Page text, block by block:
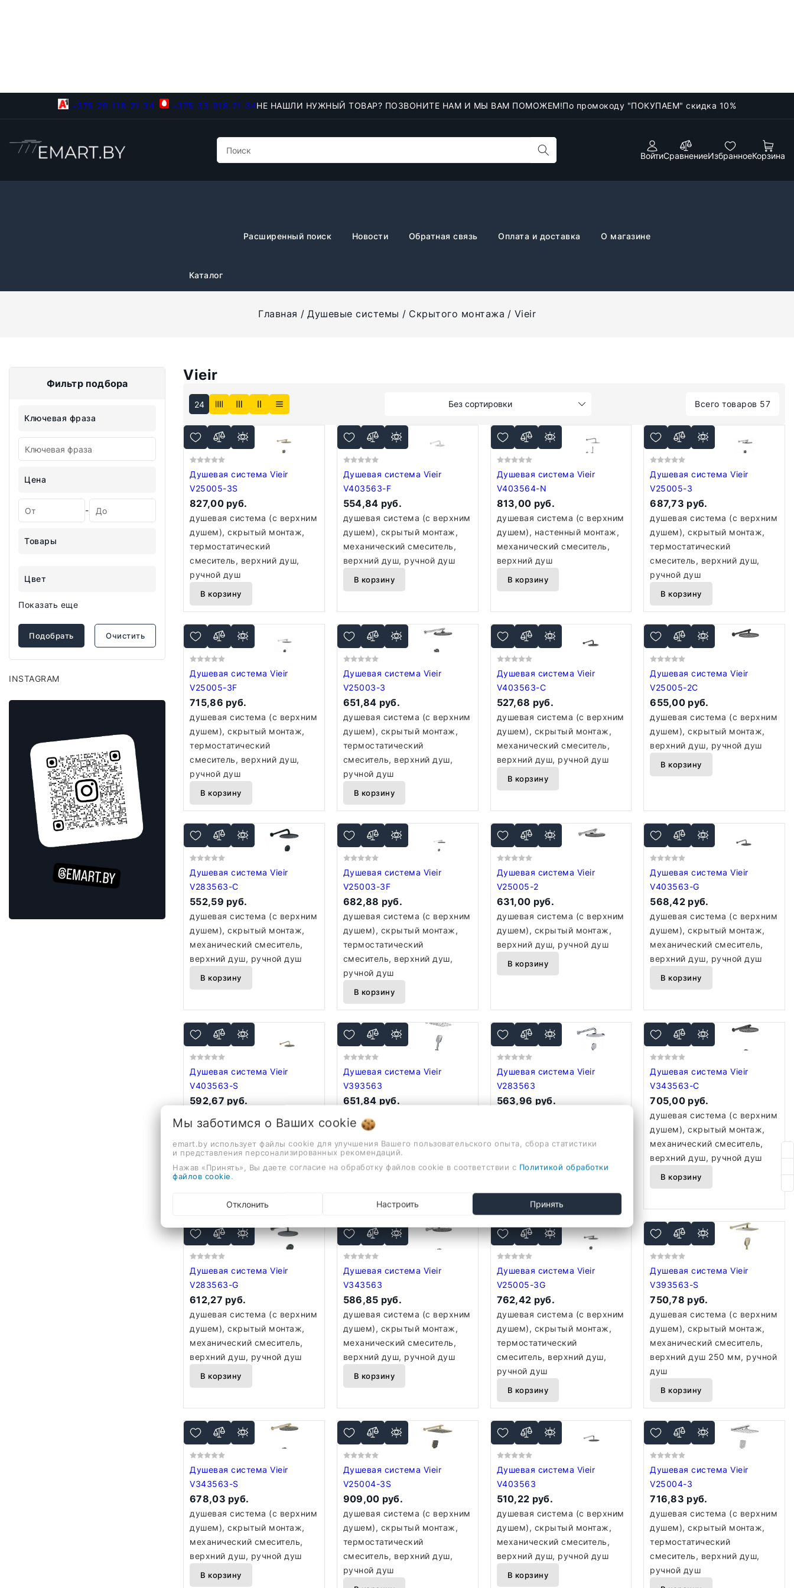
+375-29-118-21-34 +375-33-918-21-34НЕ НАШЛИ НУЖНЫЙ ТОВАР? ПОЗВОНИТЕ НАМ И МЫ ВАМ ПОМОЖЕМ!По промокоду "ПОКУПАЕМ" скидка 10%
ВойтиСравнениеИзбранноеКорзина
Каталог
Расширенный поиск Новости Обратная связь Оплата и доставка О магазине
Главная Душевые системы Скрытого монтажа Vieir
Фильтр подбора
Ключевая фраза
Цена
-
Товары
Цвет
Показать еще
Подобрать Очистить
INSTAGRAM
Vieir
24 Без сортировки Всего товаров 57
Душевая система Vieir
V25005-3S
827,00 руб.
душевая система (с верхним
душем), скрытый монтаж,
термостатический
смеситель, верхний душ,
ручной душ
В корзину
Душевая система Vieir
V403563-F
554,84 руб.
душевая система (с верхним
душем), скрытый монтаж,
механический смеситель,
верхний душ, ручной душ
В корзину
Душевая система Vieir
V403564-N
813,00 руб.
душевая система (с верхним
душем), настенный монтаж,
механический смеситель,
верхний душ
В корзину
Душевая система Vieir
V25005-3
687,73 руб.
душевая система (с верхним
душем), скрытый монтаж,
термостатический
смеситель, верхний душ,
ручной душ
В корзину
Душевая система Vieir
V25005-3F
715,86 руб.
душевая система (с верхним
душем), скрытый монтаж,
термостатический
смеситель, верхний душ,
ручной душ
В корзину
Душевая система Vieir
V25003-3
651,84 руб.
душевая система (с верхним
душем), скрытый монтаж,
термостатический
смеситель, верхний душ,
ручной душ
В корзину
Душевая система Vieir
V403563-C
527,68 руб.
душевая система (с верхним
душем), скрытый монтаж,
механический смеситель,
верхний душ, ручной душ
В корзину
Душевая система Vieir
V25005-2C
655,00 руб.
душевая система (с верхним
душем), скрытый монтаж,
верхний душ, ручной душ
В корзину
Душевая система Vieir
V283563-C
552,59 руб.
душевая система (с верхним
душем), скрытый монтаж,
механический смеситель,
верхний душ, ручной душ
В корзину
Душевая система Vieir
V25003-3F
682,88 руб.
душевая система (с верхним
душем), скрытый монтаж,
термостатический
смеситель, верхний душ,
ручной душ
В корзину
Душевая система Vieir
V25005-2
631,00 руб.
душевая система (с верхним
душем), скрытый монтаж,
верхний душ, ручной душ
В корзину
Душевая система Vieir
V403563-G
568,42 руб.
душевая система (с верхним
душем), скрытый монтаж,
механический смеситель,
верхний душ, ручной душ
В корзину
Душевая система Vieir
V403563-S
592,67 руб.
душем), скрытый монтаж,
механический смеситель,
верхний душ, ручной душ
В корзину
Душевая система Vieir
V393563
651,84 руб.
душем), скрытый монтаж,
механический смеситель,
верхний душ 250 мм, ручной
душ
Душевая система Vieir
V283563
563,96 руб.
механический смеситель,
Душевая система Vieir
V343563-C
705,00 руб.
душевая система (с верхним
душем), скрытый монтаж,
механический смеситель,
верхний душ, ручной душ
В корзину
Душевая система Vieir
V283563-G
612,27 руб.
душевая система (с верхним
душем), скрытый монтаж,
механический смеситель,
верхний душ, ручной душ
В корзину
Душевая система Vieir
V343563
586,85 руб.
душевая система (с верхним
душем), скрытый монтаж,
механический смеситель,
верхний душ, ручной душ
В корзину
Душевая система Vieir
V25005-3G
762,42 руб.
душевая система (с верхним
душем), скрытый монтаж,
термостатический
смеситель, верхний душ,
ручной душ
В корзину
Душевая система Vieir
V393563-S
750,78 руб.
душевая система (с верхним
душем), скрытый монтаж,
механический смеситель,
верхний душ 250 мм, ручной
душ
В корзину
Душевая система Vieir
V343563-S
678,03 руб.
душевая система (с верхним
душем), скрытый монтаж,
механический смеситель,
верхний душ, ручной душ
В корзину
Душевая система Vieir
V25004-3S
909,00 руб.
душевая система (с верхним
душем), скрытый монтаж,
термостатический
смеситель, верхний душ,
ручной душ
Душевая система Vieir
V403563
510,22 руб.
душевая система (с верхним
душем), скрытый монтаж,
механический смеситель,
верхний душ, ручной душ
В корзину
Душевая система Vieir
V25004-3
716,83 руб.
душевая система (с верхним
душем), скрытый монтаж,
термостатический
смеситель, верхний душ,
ручной душ
Мы заботимся о Ваших cookie
emart.by использует файлы cookie для улучшения Вашего пользовательского опыта, сбора статистики
и представления персонализированных рекомендаций.
Нажав «Принять», Вы даете согласие на обработку файлов cookie в соответствии с Политикой обработки
файлов cookie.
Отклонить Настроить Принять